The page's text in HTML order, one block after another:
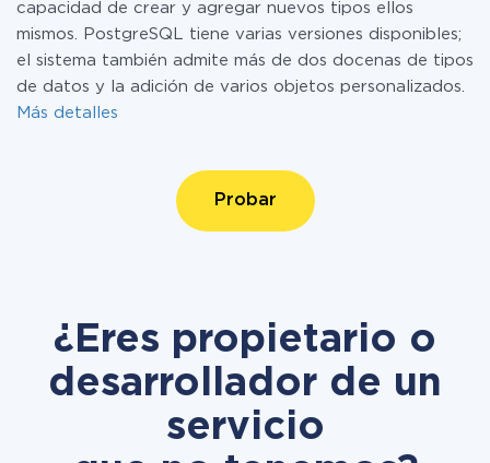
capacidad de crear y agregar nuevos tipos ellos
mismos. PostgreSQL tiene varias versiones disponibles;
el sistema también admite más de dos docenas de tipos
de datos y la adición de varios objetos personalizados.
Más detalles
Probar
¿Eres propietario o
desarrollador de un
servicio